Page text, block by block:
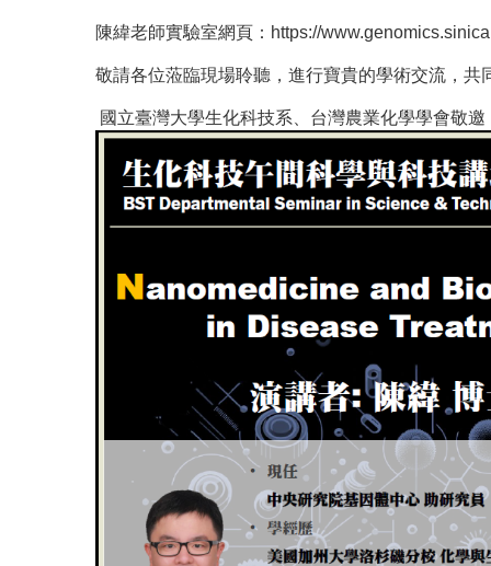
陳緯老師實驗室網頁： https://
敬請各位蒞臨現場聆聽，進行寶貴的學術交流，共
國立臺灣大學生化科技系、台灣農業化學學會敬邀